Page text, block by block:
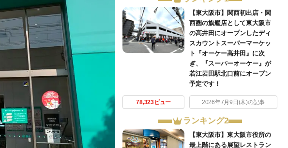
【東大阪市】関西初出店・関
西圏の旗艦店として東大阪市
の高井田にオープンしたディ
スカウントスーパーマーケッ
ト『オーケー高井田』に次
ぎ、『スーパーオーケー』が
若江岩田駅北口前にオープン
予定です！
78,323ビュー 2026年7月9日(木)の記事
ランキング2
【東大阪市】東大阪市役所の
最上階にある展望レストラン